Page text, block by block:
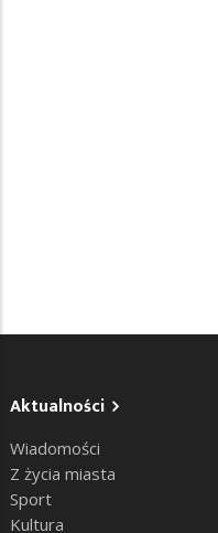
Aktualności
Wiadomości
Z życia miasta
Sport
Kultura